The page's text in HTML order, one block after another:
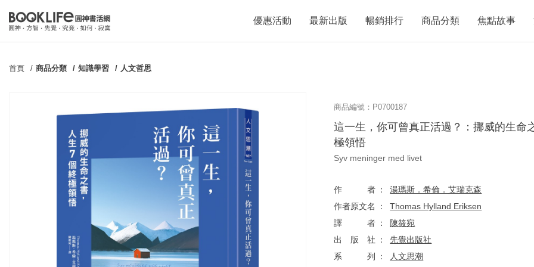
優惠活動 最新出版 暢銷排行 商品分類 焦點故事
首頁 商品分類 知識學習 人文哲思
商品編號：P0700187
這一生，你可曾真正活過？：挪威的生命
極領悟
Syv meninger med livet
作者
湯瑪斯．希倫．艾瑞克森
作者原文名
Thomas Hylland Eriksen
譯者
陳筱宛
出版社
先覺出版社
系列
人文思潮